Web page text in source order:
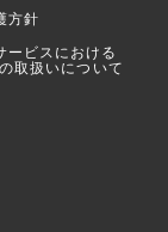
方針
ービスにおける
取扱いについて